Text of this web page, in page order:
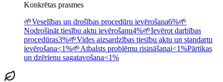
Konkrētas prasmes
🌱Veselības un drošības procedūru ievērošana6%🌱
Nodrošināt tiesību aktu ievērošanu4%🌱Ievērot darbības
procedūras3%🌱Vides aizsardzības tiesību aktu un standartu
ievērošana<1%🌱Atbalsts problēmu risināšanai<1%Pārtikas
un dzērienu sagatavošana<1%